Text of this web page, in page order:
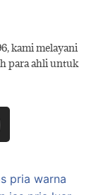
kami melayani
para ahli untuk
pria warna